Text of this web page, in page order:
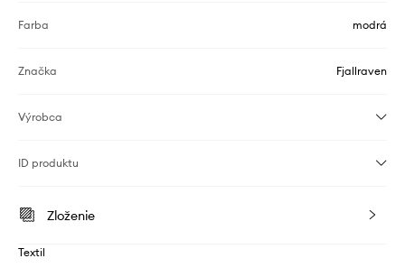
Farba modrá
Značka Fjallraven
Výrobca
ID produktu
Zloženie
Textil